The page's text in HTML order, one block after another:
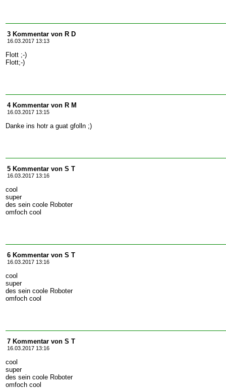
3 Kommentar von R D
16.03.2017 13:13
Flott ;-)
Flott;-)
4 Kommentar von R M
16.03.2017 13:15
Danke ins hotr a guat gfolln ;)
5 Kommentar von S T
16.03.2017 13:16
cool
super
des sein coole Roboter
omfoch cool
6 Kommentar von S T
16.03.2017 13:16
cool
super
des sein coole Roboter
omfoch cool
7 Kommentar von S T
16.03.2017 13:16
cool
super
des sein coole Roboter
omfoch cool